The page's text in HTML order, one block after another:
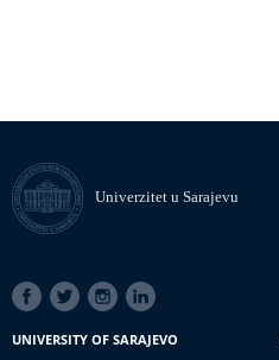
Univerzitet u Sarajevu
SOCIAL
LINKS
UNIVERSITY OF SARAJEVO